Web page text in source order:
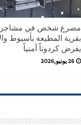
مصرع شخص في
بقرية المطيعة بأسيوط
يفرض كردوناً أمنياً
26 يونيو,2026